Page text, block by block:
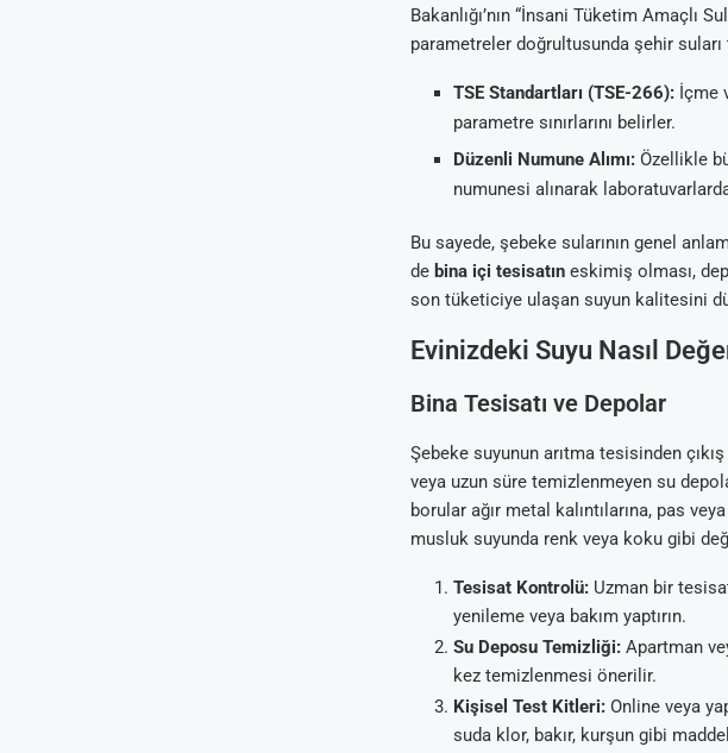
Bakanlığı’nın “İnsani Tüketim Amaçlı
parametreler doğrultusunda şehir
TSE Standartları (TSE-266):İçme
parametre sınırlarını belirler.
Düzenli Numune Alımı:Özellikle
numunesi alınarak
Bu sayede, şebeke sularının genel
de bina içi tesisatıneskimiş olması,
son tüketiciye ulaşan suyun kalitesini
Evinizdeki Suyu Nasıl
Bina Tesisatı ve Depolar
Şebeke suyunun arıtma tesisinden
veya uzun süre temizlenmeyen su
borular ağır metal kalıntılarına, pas
musluk suyunda renk veya koku gibi
Tesisat Kontrolü:Uzman bir
yenileme veya bakım yaptırın.
Su Deposu Temizliği:Apartman
kez temizlenmesi önerilir.
Kişisel Test Kitleri:Online veya
suda klor, bakır, kurşun gibi